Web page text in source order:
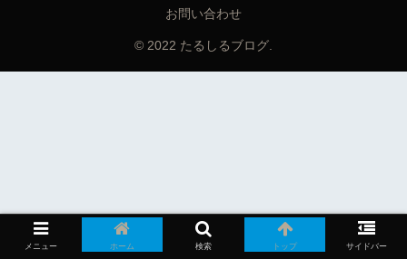
お問い合わせ
© 2022 たるしるブログ.
メニュー ホーム 検索 トップ サイドバー